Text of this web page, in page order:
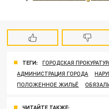
ТЕГИ: ГОРОДСКАЯ
АДМИНИСТРАЦИЯ ГОРОДА
ПОЛОЖЕННОЕ ЖИЛЬЁ
ЧИТАЙТЕ ТАКЖЕ: